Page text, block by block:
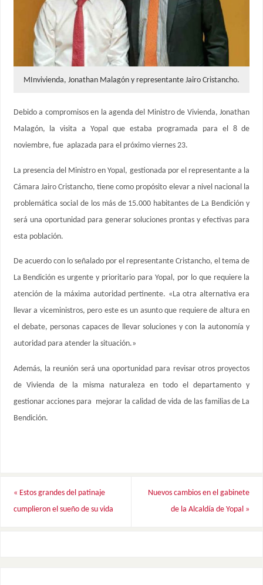
MInvivienda, Jonathan Malagón y representante Jairo Cristancho.
Debido a compromisos en la agenda del Ministro de Vivienda, Jonathan
Malagón, la visita a Yopal que estaba programada para el 8 de
noviembre, fue aplazada para el próximo viernes 23.
La presencia del Ministro en Yopal, gestionada por el representante a la
Cámara Jairo Cristancho, tiene como propósito elevar a nivel nacional la
problemática social de los más de 15.000 habitantes de La Bendición y
será una oportunidad para generar soluciones prontas y efectivas para
esta población.
De acuerdo con lo señalado por el representante Cristancho, el tema de
La Bendición es urgente y prioritario para Yopal, por lo que requiere la
atención de la máxima autoridad pertinente. «La otra alternativa era
llevar a viceministros, pero este es un asunto que requiere de altura en
el debate, personas capaces de llevar soluciones y con la autonomía y
autoridad para atender la situación.»
Además, la reunión será una oportunidad para revisar otros proyectos
de Vivienda de la misma naturaleza en todo el departamento y
gestionar acciones para mejorar la calidad de vida de las familias de La
Bendición.
« Estos grandes del patinaje
cumplieron el sueño de su vida
Nuevos cambios en el gabinete
de la Alcaldía de Yopal »